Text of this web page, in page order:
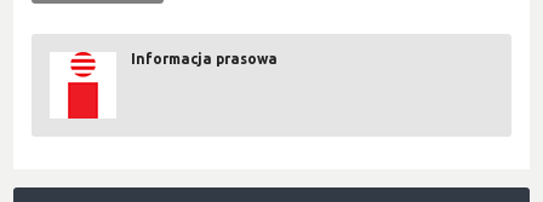
Informacja prasowa